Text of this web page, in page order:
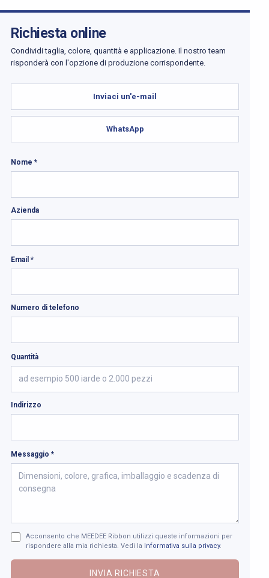
Richiesta online
Condividi taglia, colore, quantità e applicazione. Il nostro team
risponderà con l'opzione di produzione corrispondente.
Inviaci un'e-mail
WhatsApp
Nome *
Azienda
Email *
Numero di telefono
Quantità
Indirizzo
Messaggio *
Acconsento che MEEDEE Ribbon utilizzi queste informazioni per
rispondere alla mia richiesta. Vedi la Informativa sulla privacy.
INVIA RICHIESTA